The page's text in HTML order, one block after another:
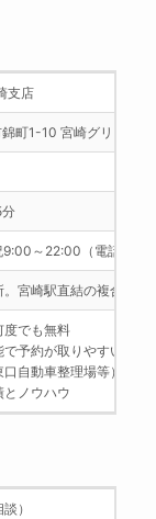
支店
町1-10 宮崎グリーン
～22:00（電話受付
宮崎駅直結の複合施
度でも無料
予約が取りやすい
自動車整理場等）
ノウハウ
）